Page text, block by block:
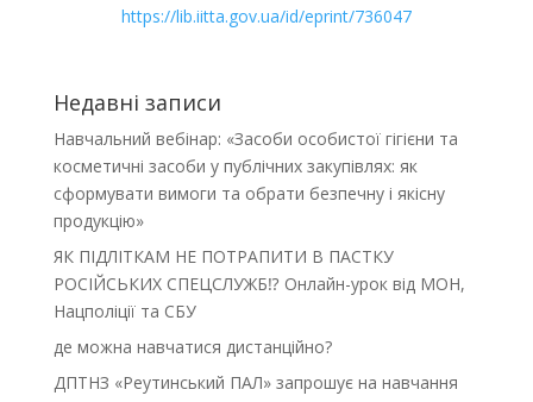
https://lib.iitta.gov.ua/id/eprint/736047
Недавні записи
Навчальний вебінар: «Засоби особистої гігієни та
косметичні засоби у публічних закупівлях: як
сформувати вимоги та обрати безпечну і якісну
продукцію»
ЯК ПІДЛІТКАМ НЕ ПОТРАПИТИ В ПАСТКУ
РОСІЙСЬКИХ СПЕЦСЛУЖБ⁉️ Онлайн-урок від МОН,
Нацполіції та СБУ
де можна навчатися дистанційно?
ДПТНЗ «Реутинський ПАЛ» запрошує на навчання